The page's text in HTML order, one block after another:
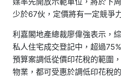
少於67伙，定價將有一定競爭
利嘉閣地產總裁廖偉強表示，
私人住宅成交登記中，超過
預算案調低從價印花稅的範圍
物業，都可受惠於調低印花稅